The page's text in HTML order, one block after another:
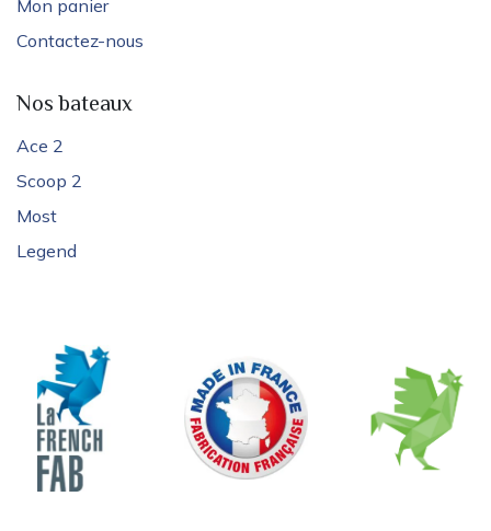
Mon panier
Contactez-nous
Nos bateaux
Ace 2
Scoop 2
Most
Legend